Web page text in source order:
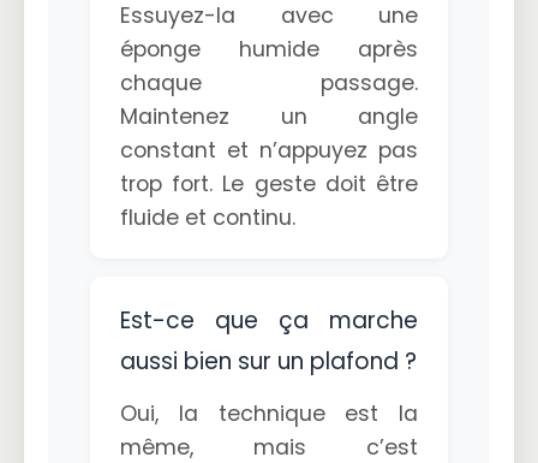
Essuyez-la avec une
éponge humide après
chaque passage.
Maintenez un angle
constant et n’appuyez pas
trop fort. Le geste doit être
fluide et continu.
Est-ce que ça marche
aussi bien sur un plafond ?
Oui, la technique est la
même, mais c’est